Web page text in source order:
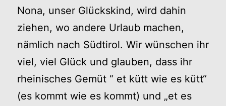
Nona, unser Glückskind, wird dahin
ziehen, wo andere Urlaub machen,
nämlich nach Südtirol. Wir wünschen ihr
viel, viel Glück und glauben, dass ihr
rheinisches Gemüt “ et kütt wie es kütt“
(es kommt wie es kommt) und „et es